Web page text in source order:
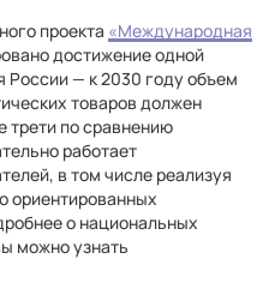
проекта «Международная
достижение одной
России — к 2030 году объем
товаров должен
трети по сравнению
работает
в том числе реализуя
ориентированных
о национальных
можно узнать